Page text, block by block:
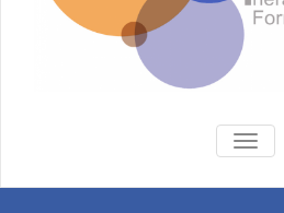
LA